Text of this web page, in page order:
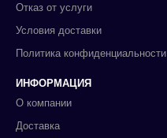
Отказ от услуги
Условия доставки
Политика конфиденциальности
ИНФОРМАЦИЯ
О компании
Доставка